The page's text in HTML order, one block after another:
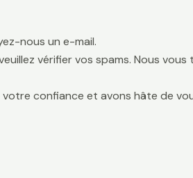
nous un e-mail.
vérifier vos spams. Nous
confiance et avons hâte de